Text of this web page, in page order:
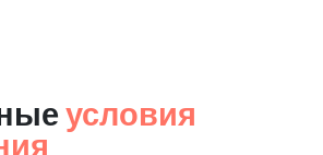
условия